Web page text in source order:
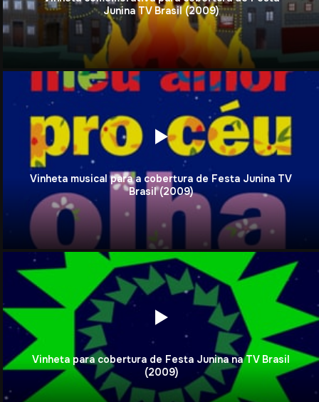
Junina TV Brasil (2009)
Vinheta musical para a cobertura de Festa Junina TV
Brasil (2009)
Vinheta para cobertura de Festa Junina na TV Brasil
(2009)